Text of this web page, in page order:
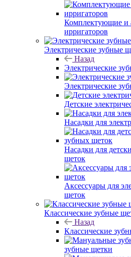
Комплектующие и
ирригаторов
Электрические зубные
Назад
Электрические
Электрические
Детские
Насадки для
Насадки для
щеток
Аксессуары для
щеток
Классические зубные
Назад
Классические
зубные щетки